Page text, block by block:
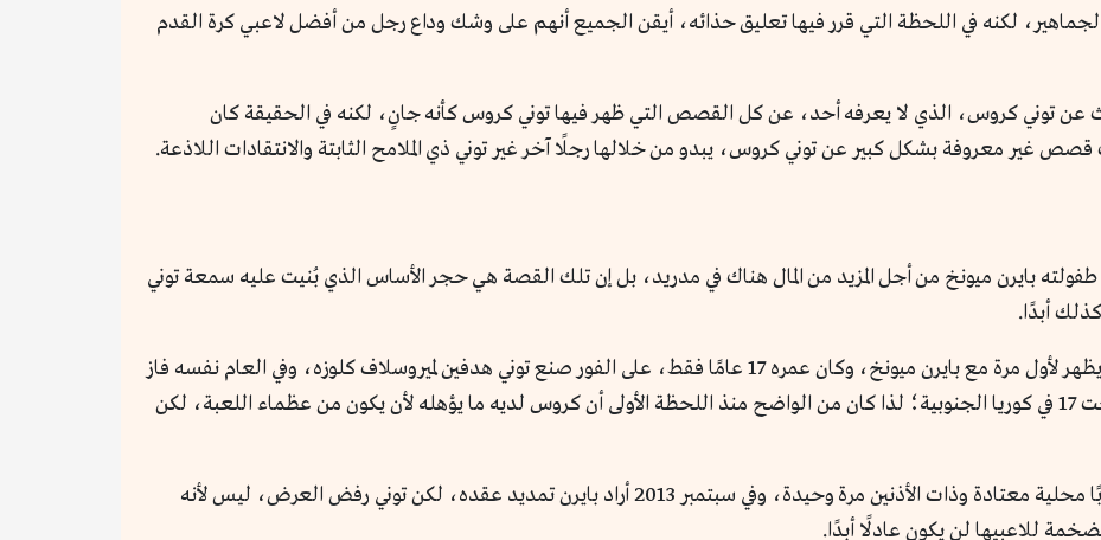
لكنه في اللحظة التي قرر فيها تعليق حذائه، أيقن الجميع أنهم على وشك وداع رجل من أفضل لاعبي كرة القدم
عن توني كروس، الذي لا يعرفه أحد، عن كل القصص التي ظهر فيها توني كروس كأنه جانٍ، لكنه في الحقيقة كان
غير معروفة بشكل كبير عن توني كروس، يبدو من خلالها رجلًا آخر غير توني ذي الملامح الثابتة والانتقادات اللاذعة.
بايرن ميونخ من أجل المزيد من المال هناك في مدريد، بل إن تلك القصة هي حجر الأساس الذي بُنيت عليه سمعة توني
أبدًا.
أصبح كروس أصغر لاعب يظهر لأول مرة مع بايرن ميونخ، وكان عمره 17 عامًا فقط، على الفور صنع توني هدفين لميروسلاف كلوزه، وفي العام نفسه فاز
بجائزة أفضل لاعب في بطولة كأس العالم تحت 17 في كوريا الجنوبية؛ لذا كان من الواضح منذ اللحظة الأولى أن كروس لديه ما يؤهله لأن يكون من عظماء اللعبة، لكن
قضى كروس سبع سنوات في ألمانيا محققًا ألقابًا محلية معتادة وذات الأذنين مرة وحيدة، وفي سبتمبر 2013 أراد بايرن تمديد عقده، لكن توني رفض العرض، ليس لأنه
للاعبيها لن يكون عادلًا أبدًا.